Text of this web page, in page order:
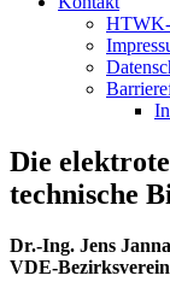
HTWK-
Die
technische
Dr.-Ing. Jens
VDE-